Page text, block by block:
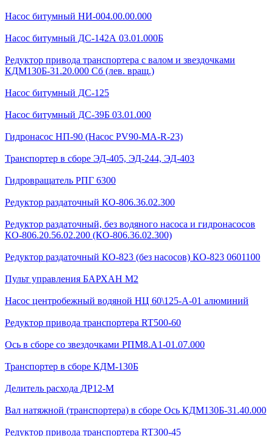
Насос битумный НИ-004.00.00.000
Насос битумный ДС-142А 03.01.000Б
Редуктор привода транспортера с валом и звездочками
КДМ130Б-31.20.000 Сб (лев. вращ.)
Насос битумный ДС-125
Насос битумный ДС-39Б 03.01.000
Гидронасос НП-90 (Насос PV90-MA-R-23)
Транспортер в сборе ЭД-405, ЭД-244, ЭД-403
Гидровращатель РПГ 6300
Редуктор раздаточный КО-806.36.02.300
Редуктор раздаточный, без водяного насоса и гидронасосов
КО-806.20.56.02.200 (КО-806.36.02.300)
Редуктор раздаточный КО-823 (без насосов) КО-823 0601100
Пульт управления БАРХАН М2
Насос центробежный водяной НЦ 60\125-А-01 алюминий
Редуктор привода транспортера RT500-60
Ось в сборе со звездочками РПМ8.А1-01.07.000
Транспортер в сборе КДМ-130Б
Делитель расхода ДР12-М
Вал натяжной (транспортера) в сборе Ось КДМ130Б-31.40.000
Редуктор привода транспортера RT300-45